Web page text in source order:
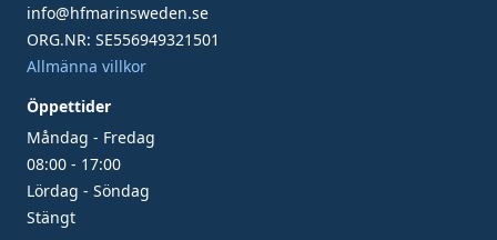
info@hfmarinsweden.se
ORG.NR: SE556949321501
Allmänna villkor
Öppettider
Måndag - Fredag
08:00 - 17:00
Lördag - Söndag
Stängt